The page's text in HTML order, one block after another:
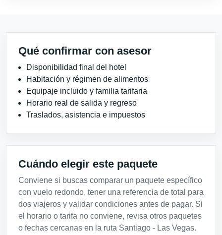
Qué confirmar con asesor
Disponibilidad final del hotel
Habitación y régimen de alimentos
Equipaje incluido y familia tarifaria
Horario real de salida y regreso
Traslados, asistencia e impuestos
Cuándo elegir este paquete
Conviene si buscas comparar un paquete específico
con vuelo redondo, tener una referencia de total para
dos viajeros y validar condiciones antes de pagar. Si
el horario o tarifa no conviene, revisa otros paquetes
o fechas cercanas en la ruta Santiago - Las Vegas.